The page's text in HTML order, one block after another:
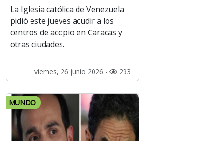
La Iglesia católica de Venezuela
pidió este jueves acudir a los
centros de acopio en Caracas y
otras ciudades.
viernes, 26 junio 2026 - 293
MUNDO